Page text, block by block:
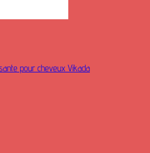
pour cheveux Vikada